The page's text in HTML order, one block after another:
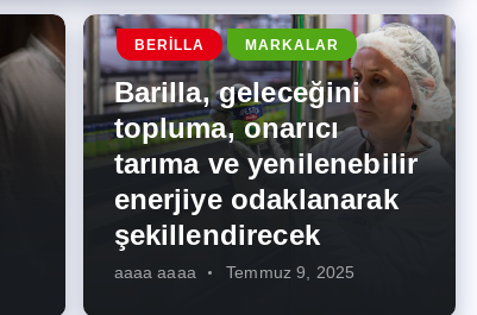
BERILLA MARKALAR
Barilla, geleceğini
topluma, onarıcı
tarıma ve yenilenebilir
enerjiye odaklanarak
şekillendirecek
aaaa aaaa Temmuz 9, 2025